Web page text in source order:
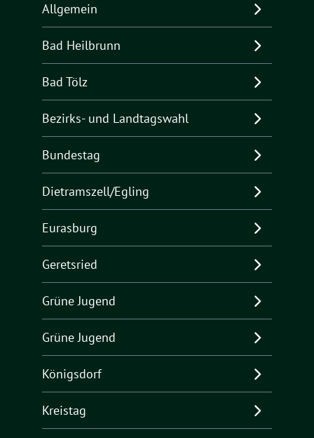
Allgemein
Bad Heilbrunn
Bad Tölz
Bezirks- und Landtagswahl
Bundestag
Dietramszell/Egling
Eurasburg
Geretsried
Grüne Jugend
Grüne Jugend
Königsdorf
Kreistag